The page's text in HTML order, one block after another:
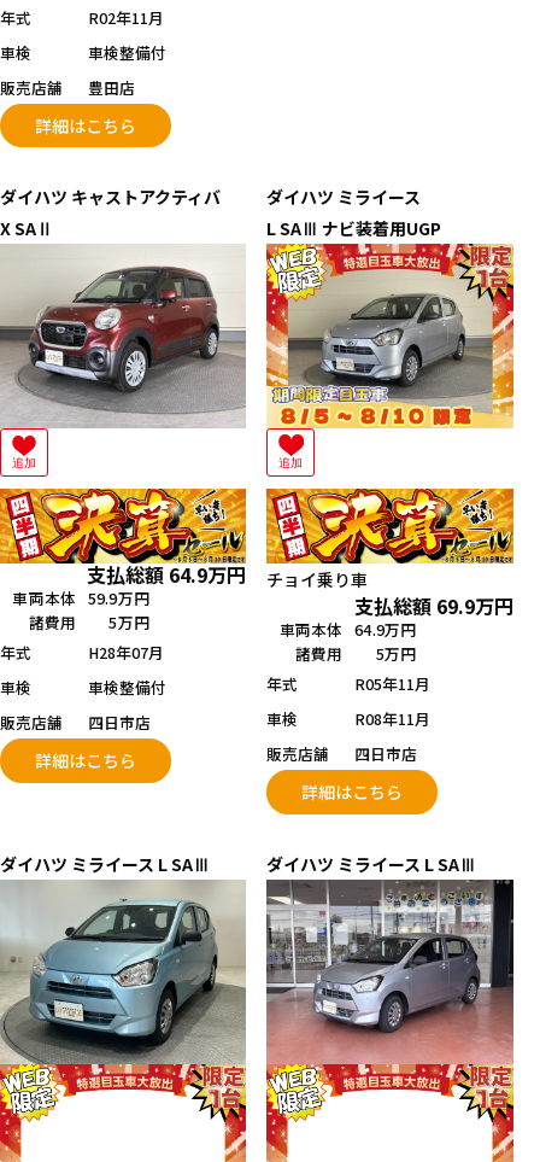
年式
R02年11月
車検
車検整備付
販売店舗
豊田店
詳細はこちら
ダイハツ キャストアクティバ
X SAⅡ
追加
支払総額 64.9万円
車両本体 59.9万円
諸費用
5万円
年式
H28年07月
車検
車検整備付
販売店舗
四日市店
詳細はこちら
ダイハツ ミライース
L SAⅢ ナビ装着用UGP
追加
チョイ乗り車
支払総額 69.9万円
車両本体 64.9万円
諸費用
5万円
年式
R05年11月
車検
R08年11月
販売店舗
四日市店
詳細はこちら
ダイハツ ミライース L SAⅢ ダイハツ ミライース L SAⅢ